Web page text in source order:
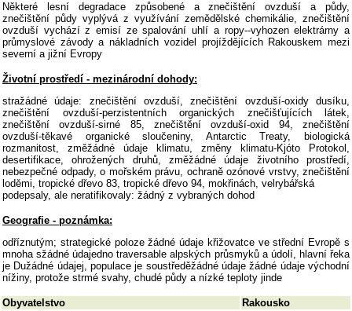
Některé lesní degradace způsobené a znečištění ovzduší a půdy,
znečištění půdy vyplývá z využívání zemědělské chemikálie, znečištění
ovzduší vychází z emisí ze spalování uhlí a ropy--vyhozen elektrárny a
průmyslové závody a nákladních vozidel projíždějících Rakouskem mezi
severní a jižní Evropy
Životní prostředí - mezinárodní dohody:
stražádné údaje: znečištění ovzduší, znečištění ovzduší-oxidy dusíku,
znečištění ovzduší-perzistentních organických znečišťujících látek,
znečištění ovzduší-sirné 85, znečištění ovzduší-oxid 94, znečištění
ovzduší-těkavé organické sloučeniny, Antarctic Treaty, biologická
rozmanitost, změžádné údaje klimatu, změny klimatu-Kjóto Protokol,
desertifikace, ohrožených druhů, změžádné údaje životního prostředí,
nebezpečné odpady, o mořském právu, ochraně ozónové vrstvy, znečištění
loděmi, tropické dřevo 83, tropické dřevo 94, mokřinách, velrybářská
podepsaly, ale neratifikovaly: žádný z vybraných dohod
Geografie - poznámka:
odříznutým; strategické poloze žádné údaje křižovatce ve střední Evropě s
mnoha sžádné údajedno traversable alpských průsmyků a údolí, hlavní řeka
je Dužádné údajej, populace je soustředěžádné údaje žádné údaje východní
nížiny, protože strmé svahy, chudé půdy a nízké teploty jinde
Obyvatelstvo
Rakousko